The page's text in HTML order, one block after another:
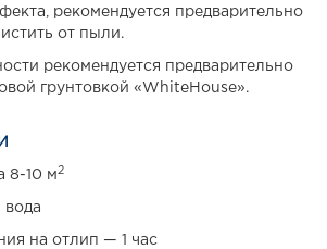
рекомендуется предварительно
от пыли.
рекомендуется предварительно
грунтовкой «WhiteHouse».
8-10 м2
вода
на отлип — 1 час